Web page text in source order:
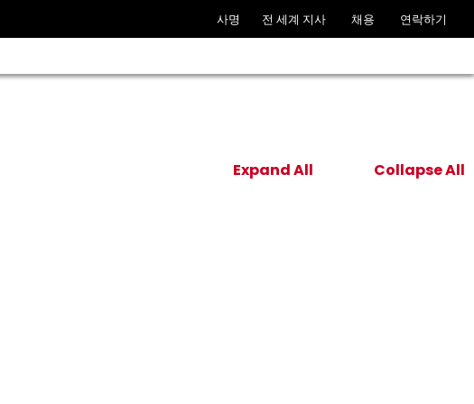
사명 전 세계 지사 채용 연락하기
Expand All Collapse All